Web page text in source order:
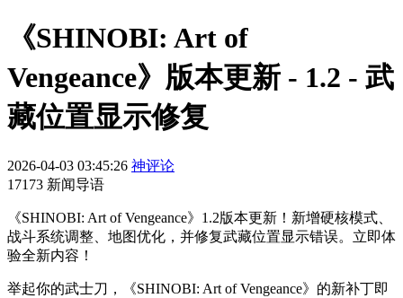
《SHINOBI: Art of
Vengeance》版本更新 - 1.2 - 武
藏位置显示修复
2026-04-03 03:45:26 神评论
17173 新闻导语
《SHINOBI: Art of Vengeance》1.2版本更新！新增硬核模式、
战斗系统调整、地图优化，并修复武藏位置显示错误。立即体
验全新内容！
举起你的武士刀，《SHINOBI: Art of Vengeance》的新补丁即